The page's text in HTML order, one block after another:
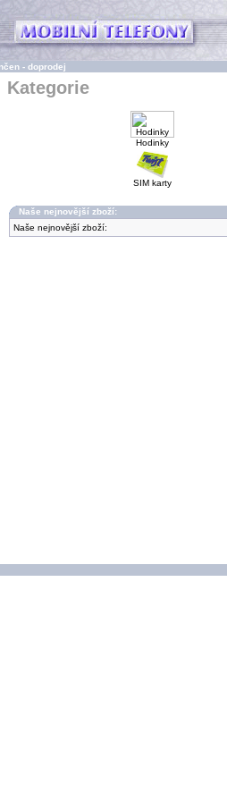
- doprodej
Kategorie
Hodinky
SIM karty
Naše nejnovější zboží:
Naše nejnovější zboží: